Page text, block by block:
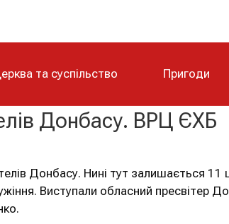
та суспільство Пригоди
Донбасу. ВРЦ ЄХБ
Донбасу. Нині тут залишається 11
Виступали обласний пресвітер